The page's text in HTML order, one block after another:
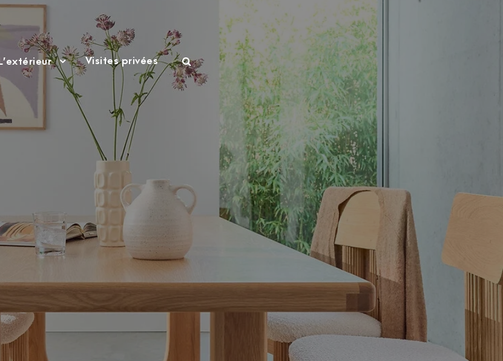
L’extérieur Visites privées